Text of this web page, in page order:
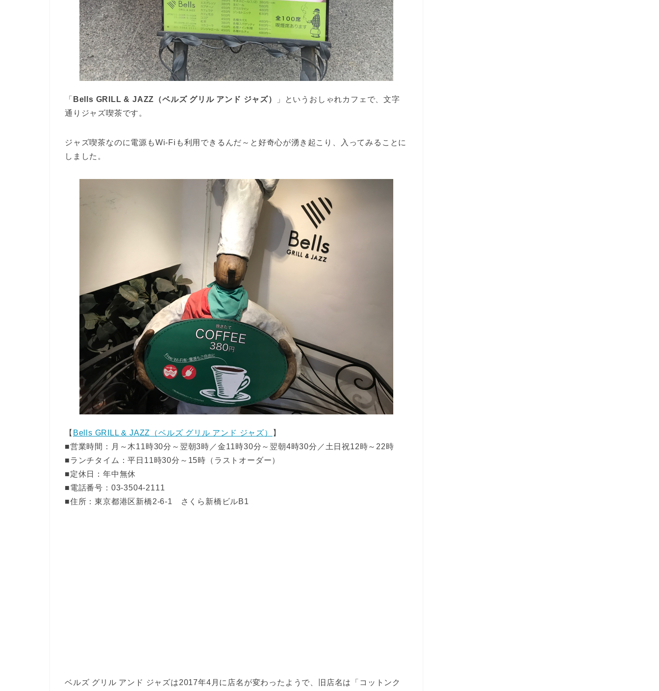
「 Bells GRILL & JAZZ（ベルズ グリル アンド ジャズ）
」というおしゃれカフェで、文字
通りジャズ喫茶です。
ジャズ喫茶なのに電源もWi-Fiも利用できるんだ～と好奇心が湧き起こり、入ってみることに
しました。
【 Bells GRILL & JAZZ（ベルズ グリル アンド ジャズ）
】
■営業時間：月～木11時30分～翌朝3時／金11時30分～翌朝4時30分／土日祝12時～22時
■ランチタイム：平日11時30分～15時（ラストオーダー）
■定休日：年中無休
■電話番号：03-3504-2111
■住所：東京都港区新橋2-6-1 さくら新橋ビルB1
ベルズ グリル アンド ジャズは2017年4月に店名が変わったようで、旧店名は「コットンク